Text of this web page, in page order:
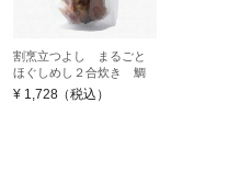
割烹立つよし まるごと
ほぐしめし２合炊き 鯛
¥ 1,728（税込）